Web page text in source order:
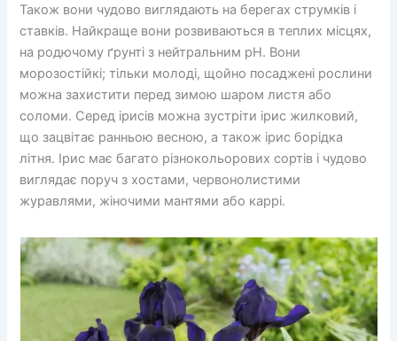
Також вони чудово виглядають на берегах струмків і
ставків. Найкраще вони розвиваються в теплих місцях,
на родючому ґрунті з нейтральним pH. Вони
морозостійкі; тільки молоді, щойно посаджені рослини
можна захистити перед зимою шаром листя або
соломи. Серед ірисів можна зустріти ірис жилковий,
що зацвітає ранньою весною, а також ірис борідка
літня. Ірис має багато різнокольорових сортів і чудово
виглядає поруч з хостами, червонолистими
журавлями, жіночими мантями або каррі.